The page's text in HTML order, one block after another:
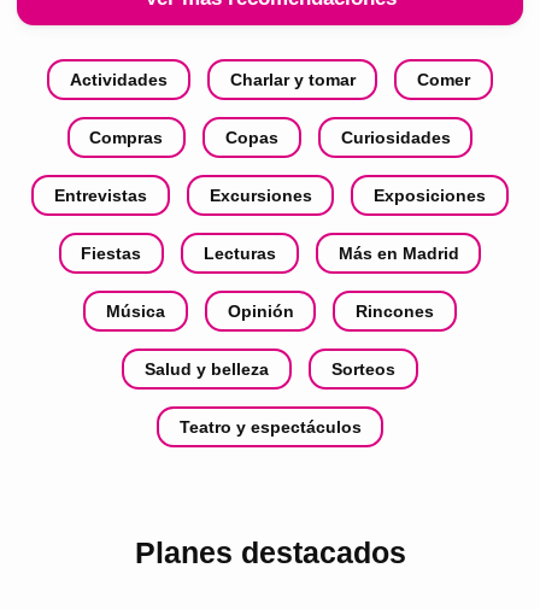
Actividades Charlar y tomar Comer
Compras Copas Curiosidades
Entrevistas Excursiones Exposiciones
Fiestas Lecturas Más en Madrid
Música Opinión Rincones
Salud y belleza Sorteos
Teatro y espectáculos
Planes destacados